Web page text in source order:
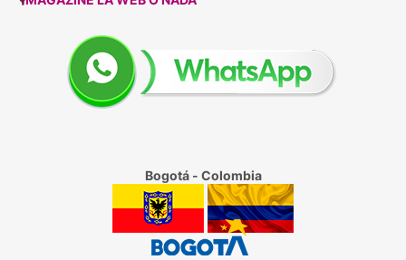
Bogotá - Colombia